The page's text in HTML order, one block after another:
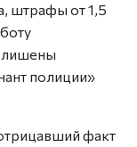
штрафы от 1,5
лишены
полиции»
факт